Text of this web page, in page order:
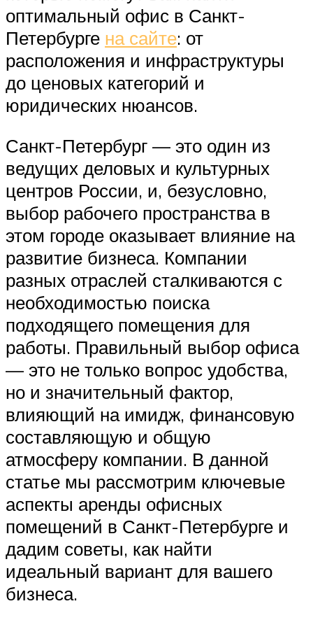
оптимальный офис в Санкт-
Петербурге на сайте: от
расположения и инфраструктуры
до ценовых категорий и
юридических нюансов.
Санкт-Петербург — это один из
ведущих деловых и культурных
центров России, и, безусловно,
выбор рабочего пространства в
этом городе оказывает влияние на
развитие бизнеса. Компании
разных отраслей сталкиваются с
необходимостью поиска
подходящего помещения для
работы. Правильный выбор офиса
— это не только вопрос удобства,
но и значительный фактор,
влияющий на имидж, финансовую
составляющую и общую
атмосферу компании. В данной
статье мы рассмотрим ключевые
аспекты аренды офисных
помещений в Санкт-Петербурге и
дадим советы, как найти
идеальный вариант для вашего
бизнеса.